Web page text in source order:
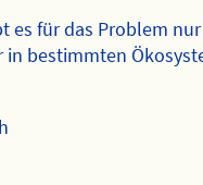
es für das Problem nur
in bestimmten